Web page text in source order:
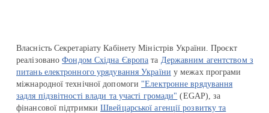
Власність Секретаріату Кабінету Міністрів України. Проєкт
реалізованоФондом Східна Європа та Державним агентством з
питань електронного урядування України у межах програми
міжнародної технічної допомоги "Електронне врядування
задля підзвітності влади та участі громади" (EGAP), за
фінансової підтримкиШвейцарської агенції розвитку та